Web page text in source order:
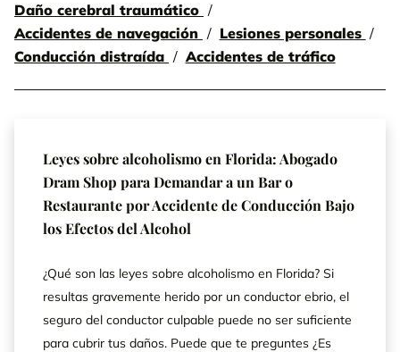
Daño cerebral traumático
Accidentes de navegación
Lesiones personales
Conducción distraída
Accidentes de tráfico
Leyes sobre alcoholismo en Florida: Abogado
Dram Shop para Demandar a un Bar o
Restaurante por Accidente de Conducción Bajo
los Efectos del Alcohol
¿Qué son las leyes sobre alcoholismo en Florida? Si
resultas gravemente herido por un conductor ebrio, el
seguro del conductor culpable puede no ser suficiente
para cubrir tus daños. Puede que te preguntes ¿Es